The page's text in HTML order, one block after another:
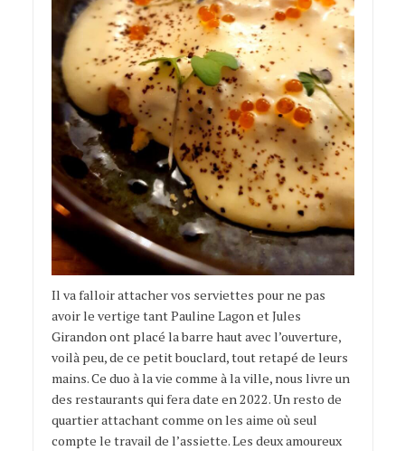
Il va falloir attacher vos serviettes pour ne pas
avoir le vertige tant Pauline Lagon et Jules
Girandon ont placé la barre haut avec l’ouverture,
voilà peu, de ce petit bouclard, tout retapé de leurs
mains. Ce duo à la vie comme à la ville, nous livre un
des restaurants qui fera date en 2022. Un resto de
quartier attachant comme on les aime où seul
compte le travail de l’assiette. Les deux amoureux